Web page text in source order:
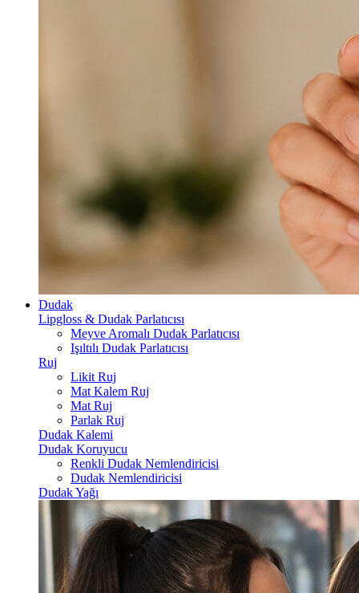
Dudak
Lipgloss & Dudak Parlatıcısı
Meyve Aromalı Dudak Parlatıcısı
Işıltılı Dudak Parlatıcısı
Ruj
Likit Ruj
Mat Kalem Ruj
Mat Ruj
Parlak Ruj
Dudak Kalemi
Dudak Koruyucu
Renkli Dudak Nemlendiricisi
Dudak Nemlendiricisi
Dudak Yağı